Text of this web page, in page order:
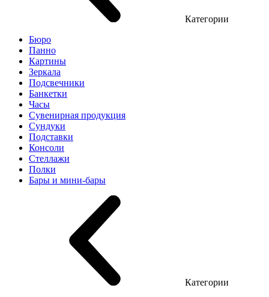
Категории
Бюро
Панно
Картины
Зеркала
Подсвечники
Банкетки
Часы
Сувенирная продукция
Сундуки
Подставки
Консоли
Стеллажи
Полки
Бары и мини-бары
Категории